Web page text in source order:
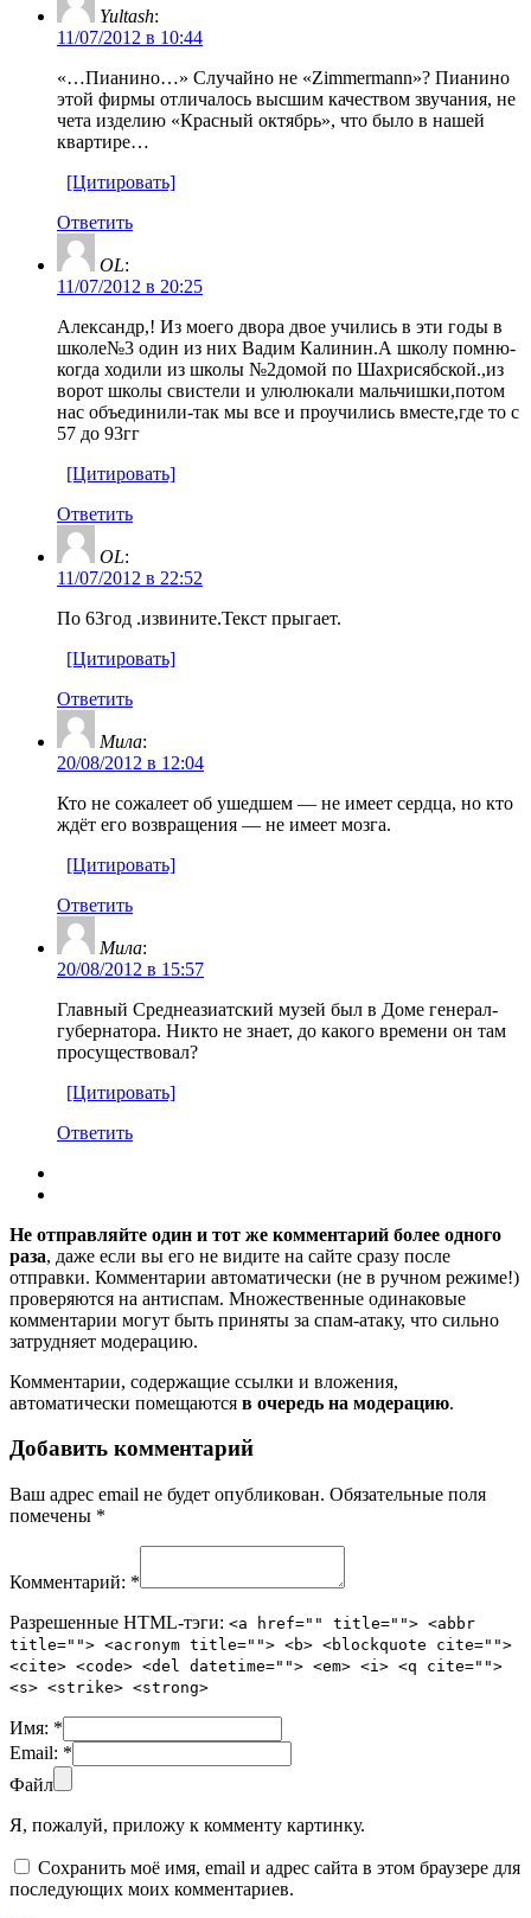
Yultash:
11/07/2012 в 10:44
«…Пианино…» Случайно не «Zimmermann»? Пианино
этой фирмы отличалось высшим качеством звучания, не
чета изделию «Красный октябрь», что было в нашей
квартире…
[Цитировать]
Ответить
OL:
11/07/2012 в 20:25
Александр,! Из моего двора двое учились в эти годы в
школе№3 один из них Вадим Калинин.А школу помню-
когда ходили из школы №2домой по Шахрисябской.,из
ворот школы свистели и улюлюкали мальчишки,потом
нас объединили-так мы все и проучились вместе,где то с
57 до 93гг
[Цитировать]
Ответить
OL:
11/07/2012 в 22:52
По 63год .извините.Текст прыгает.
[Цитировать]
Ответить
Мила:
20/08/2012 в 12:04
Кто не сожалеет об ушедшем — не имеет сердца, но кто
ждёт его возвращения — не имеет мозга.
[Цитировать]
Ответить
Мила:
20/08/2012 в 15:57
Главный Среднеазиатский музей был в Доме генерал-
губернатора. Никто не знает, до какого времени он там
просуществовал?
[Цитировать]
Ответить
Не отправляйте один и тот же комментарий более одного
раза, даже если вы его не видите на сайте сразу после
отправки. Комментарии автоматически (не в ручном режиме!)
проверяются на антиспам. Множественные одинаковые
комментарии могут быть приняты за спам-атаку, что сильно
затрудняет модерацию.
Комментарии, содержащие ссылки и вложения,
автоматически помещаются в очередь на модерацию.
Добавить комментарий
Ваш адрес email не будет опубликован. Обязательные поля
помечены *
Комментарий: *
Разрешенные HTML-тэги: <a href="" title=""> <abbr
title=""> <acronym title=""> <b> <blockquote cite="">
<cite> <code> <del datetime=""> <em> <i> <q cite="">
<s> <strike> <strong>
Имя: *
Email: *
Файл
Я, пожалуй, приложу к комменту картинку.
Сохранить моё имя, email и адрес сайта в этом браузере для
последующих моих комментариев.